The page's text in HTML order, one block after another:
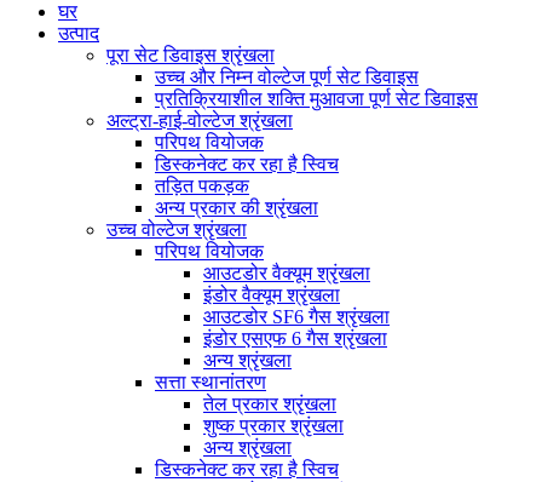
घर
उत्पाद
पूरा सेट डिवाइस श्रृंखला
उच्च और निम्न वोल्टेज पूर्ण सेट डिवाइस
प्रतिक्रियाशील शक्ति मुआवजा पूर्ण सेट डिवाइस
अल्ट्रा-हाई-वोल्टेज श्रृंखला
परिपथ वियोजक
डिस्कनेक्ट कर रहा है स्विच
तड़ित पकड़क
अन्य प्रकार की श्रृंखला
उच्च वोल्टेज श्रृंखला
परिपथ वियोजक
आउटडोर वैक्यूम श्रृंखला
इंडोर वैक्यूम श्रृंखला
आउटडोर SF6 गैस श्रृंखला
इंडोर एसएफ 6 गैस श्रृंखला
अन्य श्रृंखला
सत्ता स्थानांतरण
तेल प्रकार श्रृंखला
शुष्क प्रकार श्रृंखला
अन्य श्रृंखला
डिस्कनेक्ट कर रहा है स्विच